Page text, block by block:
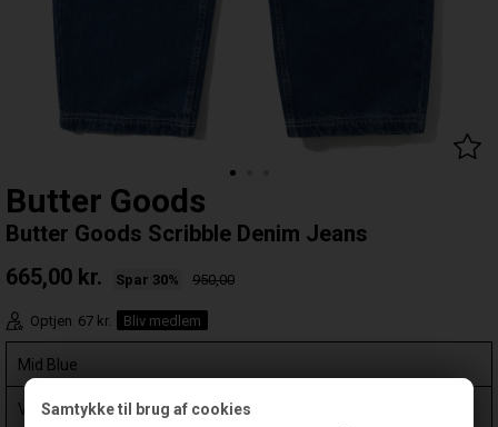
Samtykke til brug af cookies
Butter Goods
Butter Goods Scribble Denim Jeans
665,00 kr. Spar 30% 950,00
Optjen 67 kr. Bliv medlem